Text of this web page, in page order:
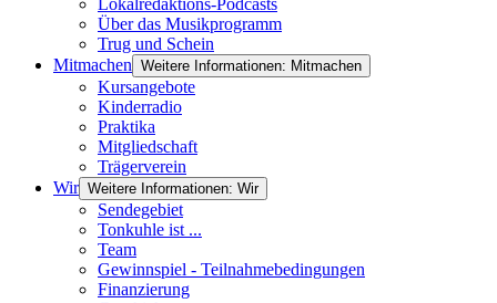
Lokalredaktions-Podcasts
Über das Musikprogramm
Trug und Schein
Mitmachen Weitere Informationen: Mitmachen
Kursangebote
Kinderradio
Praktika
Mitgliedschaft
Trägerverein
Wir Weitere Informationen: Wir
Sendegebiet
Tonkuhle ist ...
Team
Gewinnspiel - Teilnahmebedingungen
Finanzierung